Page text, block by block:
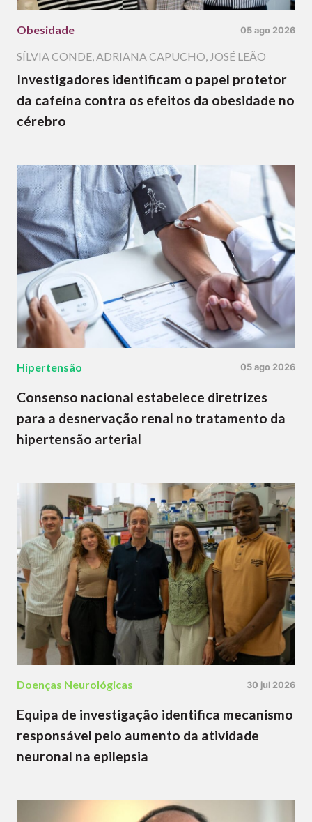
Obesidade 05 ago 2026
SÍLVIA CONDE,ADRIANA CAPUCHO, JOSÉ LEÃO
Investigadores identificam o papel protetor
da cafeína contra os efeitos da obesidade no
cérebro
Hipertensão 05 ago 2026
Consenso nacional estabelece diretrizes
para a desnervação renal no tratamento da
hipertensão arterial
Doenças Neurológicas 30 jul 2026
Equipa de investigação identifica mecanismo
responsável pelo aumento da atividade
neuronal na epilepsia